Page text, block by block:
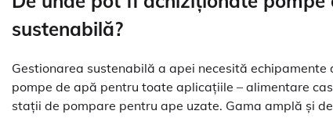
sustenabilă?
Gestionarea sustenabilă a apei necesită
pompe de apă pentru toate aplicațiile – alimentare
stații de pompare pentru ape uzate. Gama amplă și